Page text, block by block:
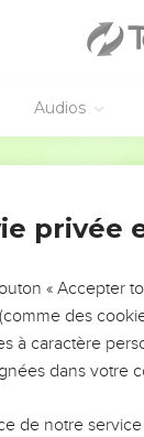
Audios
DE
VOTRES ?
impact, leur foi ou
ont traversés,
privée
« Accepter
des
à caractère
dans votre
de notre service